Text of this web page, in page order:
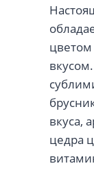
вкуса,
цедра